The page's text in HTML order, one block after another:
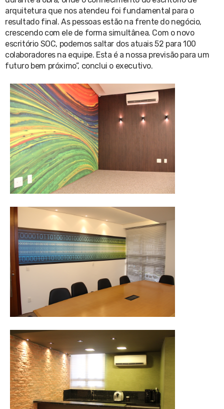
arquitetura que nos atendeu foi fundamental para o
resultado final. As pessoas estão na frente do negócio,
crescendo com ele de forma simultânea. Com o novo
escritório SOC, podemos saltar dos atuais 52 para 100
colaboradores na equipe. Esta é a nossa previsão para um
futuro bem próximo”, conclui o executivo.